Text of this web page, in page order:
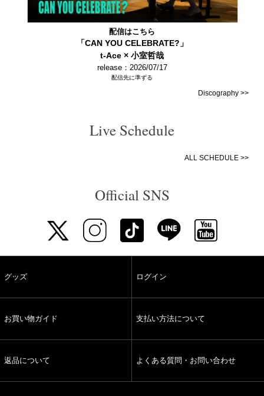
配信はこちら
「CAN YOU CELEBRATE?」
t-Ace × 小室哲哉
release：2026/07/17
配信先に準ずる
Discography >>
Live Schedule
ALL SCHEDULE >>
Official SNS
グッズ ログイン
お買い物ガイド 支払い方法について
返品について よくある質問・お問い合わせ